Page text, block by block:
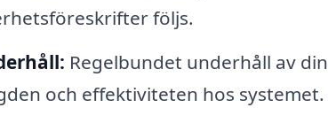
följs.
Regelbundet underhåll av
och effektiviteten hos systemet.